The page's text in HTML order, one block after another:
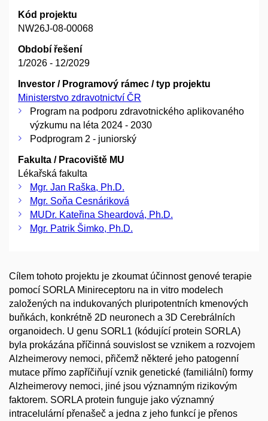
Kód projektu
NW26J-08-00068
Období řešení
1/2026 - 12/2029
Investor / Programový rámec / typ projektu
Ministerstvo zdravotnictví ČR
Program na podporu zdravotnického aplikovaného
výzkumu na léta 2024 - 2030
Podprogram 2 - juniorský
Fakulta / Pracoviště MU
Lékařská fakulta
Mgr. Jan Raška, Ph.D.
Mgr. Soňa Cesnáriková
MUDr. Kateřina Sheardová, Ph.D.
Mgr. Patrik Šimko, Ph.D.
Cílem tohoto projektu je zkoumat účinnost genové terapie
pomocí SORLA Minireceptoru na in vitro modelech
založených na indukovaných pluripotentních kmenových
buňkách, konkrétně 2D neuronech a 3D Cerebrálních
organoidech. U genu SORL1 (kódující protein SORLA)
byla prokázána příčinná souvislost se vznikem a rozvojem
Alzheimerovy nemoci, přičemž některé jeho patogenní
mutace přímo zapříčiňují vznik genetické (familiální) formy
Alzheimerovy nemoci, jiné jsou významným rizikovým
faktorem. SORLA protein funguje jako významný
intracelulární přenašeč a jedna z jeho funkcí je přenos